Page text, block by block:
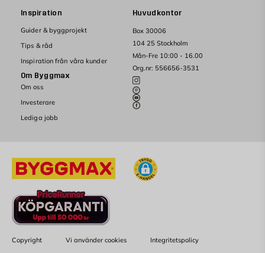
Huvudkontor
Box 30006
104 25 Stockholm
Mån-Fre 10:00 - 16.00
Org.nr: 556656-3531
Inspiration
Guider & byggprojekt
Tips & råd
Inspiration från våra kunder
Om Byggmax
Om oss
Investerare
Lediga jobb
Copyright Vi använder cookies Integritetspolicy